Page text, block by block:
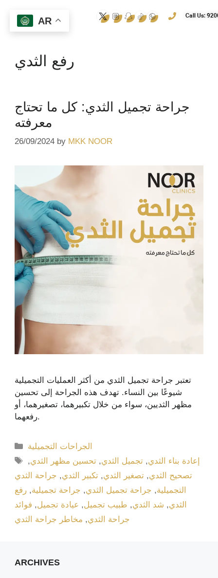
Call Us:
رفع الثدي
جراحة تجميل الثدي: كل ما تحتاج
معرفته
26/09/2024 by MKK NOOR
تعتبر جراحة تجميل الثدي من أكثر العمليات التجميلية
شيوعًا بين النساء. تهدف هذه الجراحة إلى تحسين
مظهر الثديين، سواء من خلال تكبيرهما، تصغيرهما، أو
رفعهما.
الجراحات التجميلية
إعادة بناء الثدي, تجميل الثدي, تحسين مظهر الثدي,
تصحيح الثدي, تصغير الثدي, تكبير الثدي, جراحة الثدي
التجميلية, جراحة تجميل الثدي, جراحة تجميلية, رفع
الثدي, شد الثدي, طبيب تجميل, عيادة تجميل, فوائد
جراحة الثدي, مخاطر جراحة الثدي
ARCHIVES
AR